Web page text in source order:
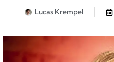
Lucas Krempel